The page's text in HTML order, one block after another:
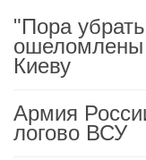
"Пора
ошеломлены
Киеву
Армия
логово ВСУ